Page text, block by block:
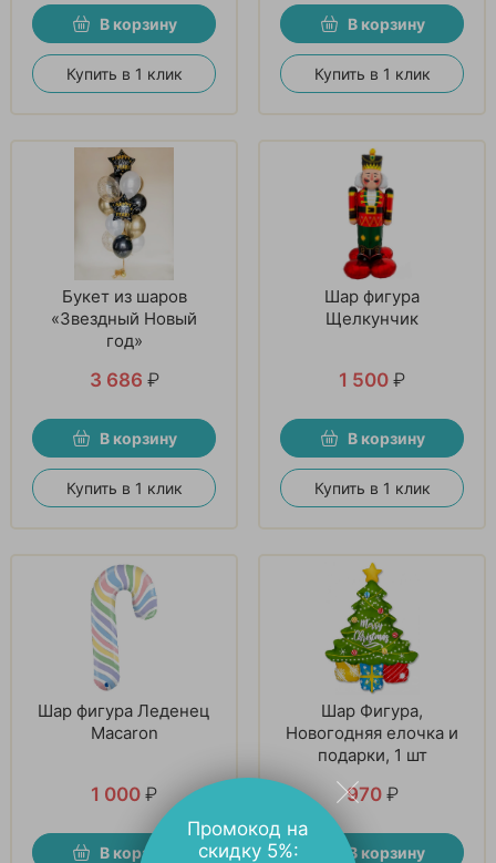
В корзину
Купить в 1 клик
В корзину
Купить в 1 клик
Букет из шаров
«Звездный Новый
год»
3 686 ₽
В корзину
Купить в 1 клик
Шар фигура
Щелкунчик
1 500 ₽
В корзину
Купить в 1 клик
Шар фигура Леденец
Macaron
1 000 ₽
В корзину
Шар Фигура,
Новогодняя елочка и
подарки, 1 шт
970 ₽
В корзину
Промокод на
скидку 5%: